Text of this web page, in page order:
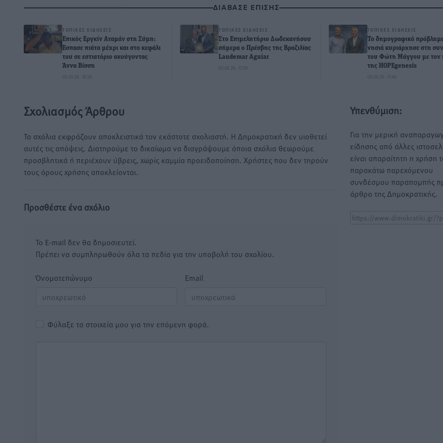
ΔΙΑΒΑΣΕ ΕΠΙΣΗΣ
ΤΟΠΙΚΈΣ ΕΙΔΉΣΕΙΣ
Επικός Εργκίν Αταμάν στη Σύμη:
Έσπασε πιάτα μέχρι και στο κεφάλι
του σε εστιατόριο ακούγοντας
Άννα Βίσση
05.08.26 · 18:28
ΤΟΠΙΚΈΣ ΕΙΔΉΣΕΙΣ
Στο Επιμελητήριο Δωδεκανήσου
σήμερα ο Πρέσβης της Βραζιλίας
Laudemar Aguiar
05.08.26 · 17:58
ΤΟΠΙΚΈΣ ΕΙΔΉΣΕΙΣ
To δημογραφικό
νησιά κυριάρχησε στη
του Φώτη Μάγγου με τον
της HOPEgenesis
05.08.26 · 17:48
Σχολιασμός Άρθρου
Τα σχόλια εκφράζουν αποκλειστικά τον εκάστοτε σχολιαστή. Η Δημοκρατική δεν υιοθετεί
αυτές τις απόψεις. Διατηρούμε το δικαίωμα να διαγράψουμε όποια σχόλια θεωρούμε
προσβλητικά ή περιέχουν ύβρεις, χωρίς καμμία προειδοποίηση. Χρήστες που δεν τηρούν
τους όρους χρήσης αποκλείονται.
Προσθέστε ένα σχόλιο
Το E-mail δεν θα δημοσιευτεί.
Πρέπει να συμπληρωθούν όλα τα πεδία για την υποβολή του σχολίου.
Όνοματεπώνυμο Email
Φύλαξε τα στοιχεία μου για την επόμενη φορά.
Υπενθύμιση:
Για την μερική
είδησης από άλλες
είναι απαραίτητη η χρήση
παρακάτω παρεχόμενου
συνδέσμου παραπομπής
άρθρο της Δημοκρατικής.